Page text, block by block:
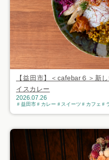
【益田市】＜cafebar６＞新
イスカレー
2026.07.26
益田市 カレー スイーツ カフェ